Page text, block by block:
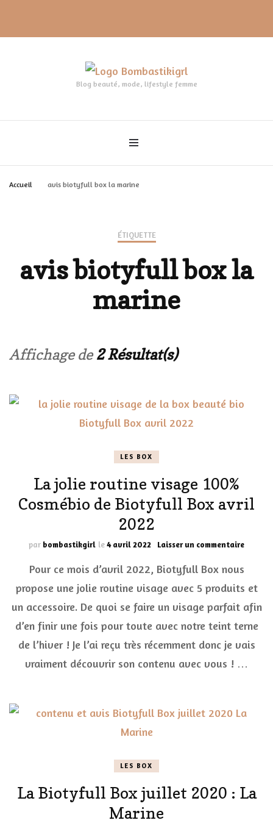
Blog beauté, mode, lifestyle femme
Accueil avis biotyfull box la marine
ÉTIQUETTE
avis biotyfull box la
marine
Affichage de2 Résultat(s)
LES BOX
La jolie routine visage 100%
Cosmébio de Biotyfull Box avril
2022
par bombastikgirl le4 avril 2022 Laisser un commentairesur
visage
100%
de
avril
Pour ce mois d’avril 2022, Biotyfull Box nous
propose une jolie routine visage avec 5 produits et
un accessoire. De quoi se faire un visage parfait afin
d’en finir une fois pour toute avec notre teint terne
de l’hiver ! Je l’ai reçu très récemment donc je vais
vraiment découvrir son contenu avec vous ! …
LES BOX
La Biotyfull Box juillet 2020 : La
Marine